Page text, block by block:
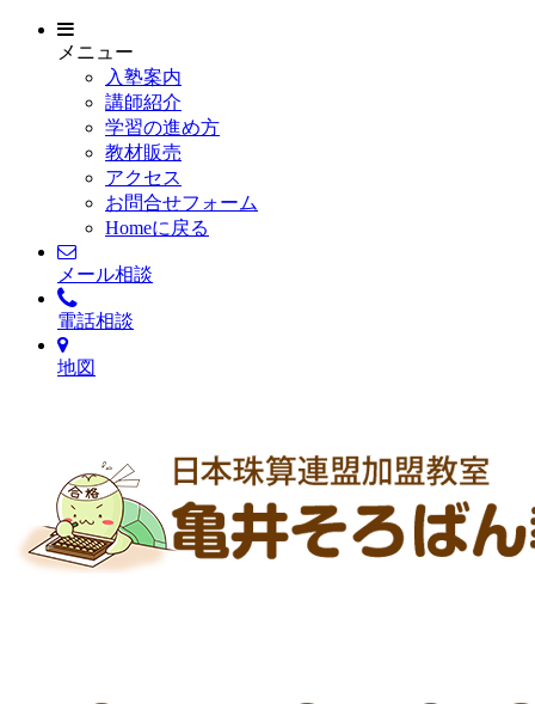
メニュー
入塾案内
講師紹介
学習の進め方
教材販売
アクセス
お問合せフォーム
Homeに戻る
メール相談
電話相談
地図